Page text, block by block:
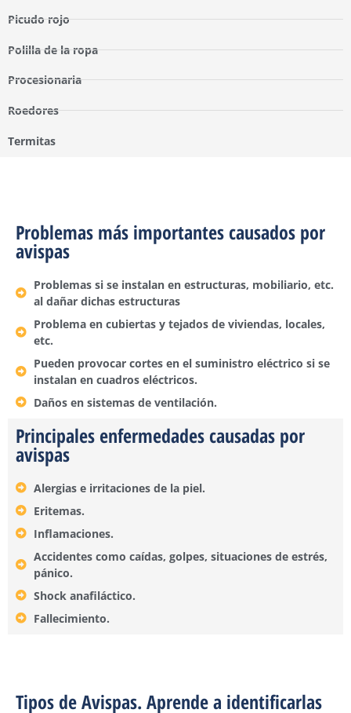
Picudo rojo
Polilla de la ropa
Procesionaria
Roedores
Termitas
Problemas más importantes causados por
avispas
Problemas si se instalan en estructuras, mobiliario, etc.
al dañar dichas estructuras
Problema en cubiertas y tejados de viviendas, locales,
etc.
Pueden provocar cortes en el suministro eléctrico si se
instalan en cuadros eléctricos.
Daños en sistemas de ventilación.
Principales enfermedades causadas por
avispas
Alergias e irritaciones de la piel.
Eritemas.
Inflamaciones.
Accidentes como caídas, golpes, situaciones de estrés,
pánico.
Shock anafiláctico.
Fallecimiento.
Tipos de Avispas. Aprende a identificarlas